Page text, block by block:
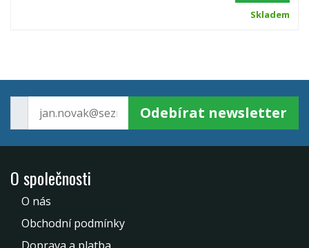
Skladem
Odebírat newsletter
O společnosti
O nás
Obchodní podmínky